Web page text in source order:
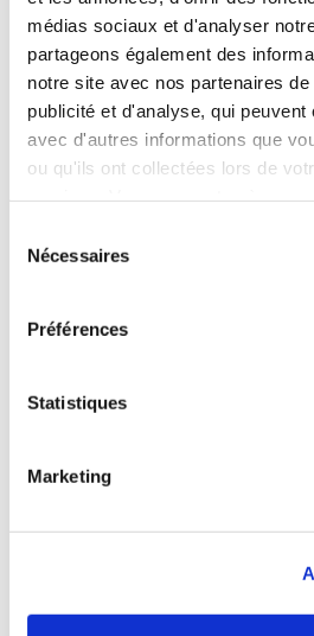
médias sociaux et d'analyser
partageons également des
notre site avec nos partenaires
publicité et d'analyse, qui
avec d'autres informations que
ou qu'ils ont collectées lors de
Nécessaires
Préférences
Statistiques
Marketing
MONT-LOZÈRE ET GOULET
30 mars au 14 novembre 2026
Me faire rappeler